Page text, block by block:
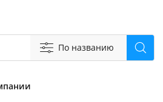
По названию Поиск